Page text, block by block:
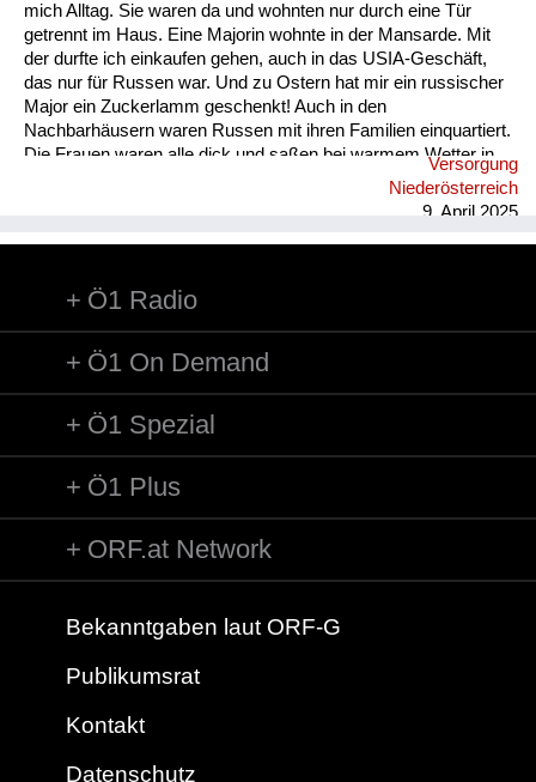
mich Alltag. Sie waren da und wohnten nur durch eine Tür
getrennt im Haus. Eine Majorin wohnte in der Mansarde. Mit
der durfte ich einkaufen gehen, auch in das USIA-Geschäft,
das nur für Russen war. Und zu Ostern hat mir ein russischer
Major ein Zuckerlamm geschenkt! Auch in den
Nachbarhäusern waren Russen mit ihren Familien einquartiert.
Die Frauen waren alle dick und saßen bei warmem Wetter in
violetter und hautfarbener Unterwäsche herum, auch auf den
Wiesen im nahen Wald. Ein kleiner russischer Bub im
wenn meine Mutter und ich vor...
Versorgung
Niederösterreich
9. April 2025
Ö1 Radio
Ö1 On Demand
Ö1 Spezial
Ö1 Plus
ORF.at Network
Bekanntgaben laut ORF-G
Publikumsrat
Kontakt
Datenschutz